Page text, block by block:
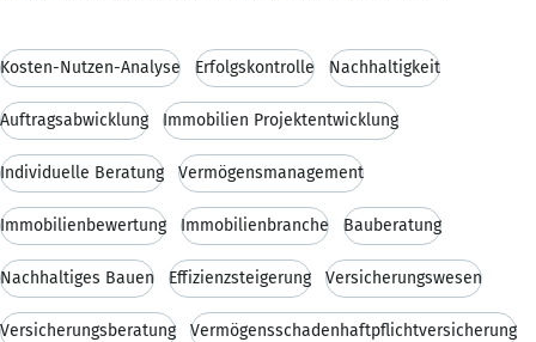
Kosten-Nutzen-Analyse Erfolgskontrolle Nachhaltigkeit
Auftragsabwicklung Immobilien Projektentwicklung
Individuelle Beratung Vermögensmanagement
Immobilienbewertung Immobilienbranche Bauberatung
Nachhaltiges Bauen Effizienzsteigerung Versicherungswesen
Versicherungsberatung Vermögensschadenhaftpflichtversicherung